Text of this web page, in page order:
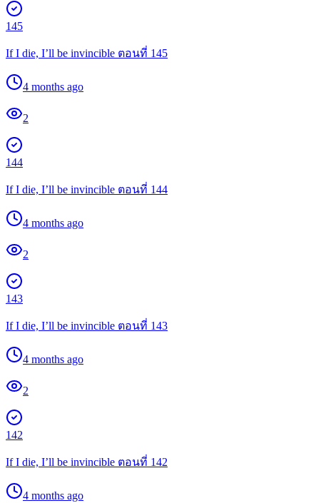
145
If I die, I’ll be invincible ตอนที่ 145
4 months ago
2
144
If I die, I’ll be invincible ตอนที่ 144
4 months ago
2
143
If I die, I’ll be invincible ตอนที่ 143
4 months ago
2
142
If I die, I’ll be invincible ตอนที่ 142
4 months ago